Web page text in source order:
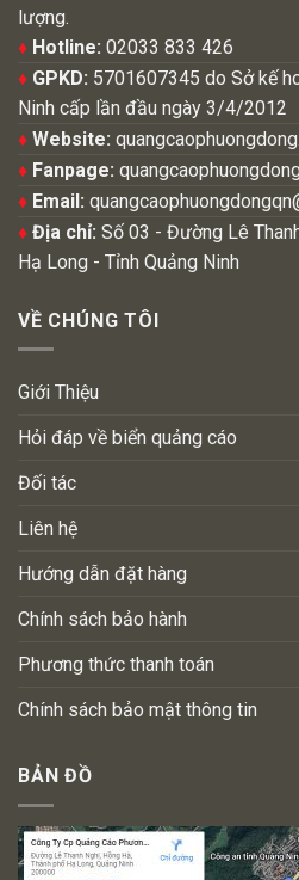
lượng.
♦ Hotline: 02033 833 426
♦ GPKD: 5701607345 do Sở kế
Ninh cấp lần đầu ngày 3/4/2012
♦ Website:
♦ Fanpage:
♦ Email:
♦ Địa chỉ: Số 03 - Đường Lê
Hạ Long - Tỉnh Quảng Ninh
VỀ CHÚNG TÔI
Giới Thiệu
Hỏi đáp về biển quảng cáo
Đối tác
Liên hệ
Hướng dẫn đặt hàng
Chính sách bảo hành
Phương thức thanh toán
Chính sách bảo mật thông tin
BẢN ĐỒ